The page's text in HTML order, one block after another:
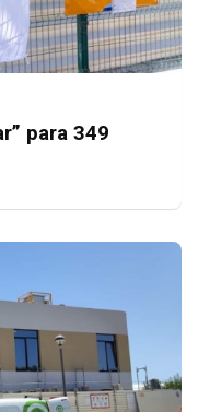
para 349